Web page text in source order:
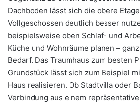
Dachboden lässt sich die obere
Vollgeschossen deutlich besser
beispielsweise oben Schlaf- und
Küche und Wohnräume planen –
Bedarf. Das Traumhaus zum besten
Grundstück lässt sich zum Beispiel
Haus realisieren. Ob Stadtvilla oder
Verbindung aus einem